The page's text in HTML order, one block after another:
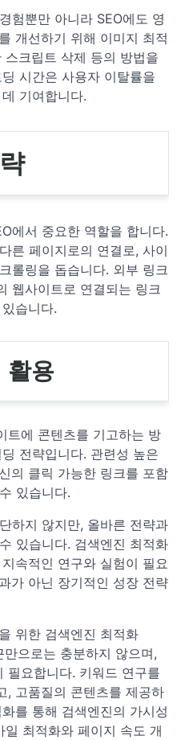
험뿐만 아니라 SEO에도 영
개선하기 위해 이미지 최적
크립트 삭제 등의 방법을
시간은 사용자 이탈률을
기여합니다.
에서 중요한 역할을 합니다.
른 페이지로의 연결로, 사이
롤링을 돕습니다. 외부 링크
웹사이트로 연결되는 링크
습니다.
활용
트에 콘텐츠를 기고하는 방
전략입니다. 관련성 높은
의 클릭 가능한 링크를 포함
있습니다.
하지 않지만, 올바른 전략과
있습니다. 검색엔진 최적화
속적인 연구와 실험이 필요
가 아닌 장기적인 성장 전략
위한 검색엔진 최적화
으로는 충분하지 않으며,
필요합니다. 키워드 연구를
, 고품질의 콘텐츠를 제공하
를 통해 검색엔진의 가시성
최적화와 페이지 속도 개